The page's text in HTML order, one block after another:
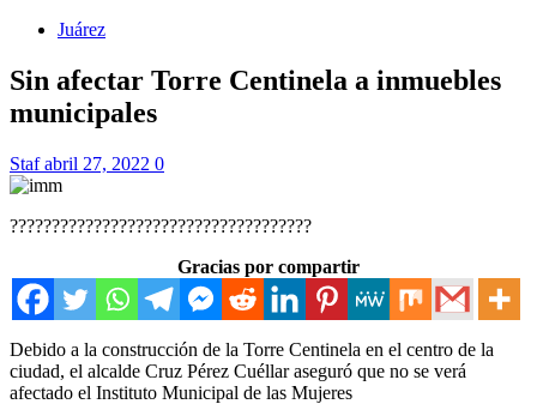
Juárez
Sin afectar Torre Centinela a inmuebles
municipales
Stafabril 27, 2022 0
????????????????????????????????????
Gracias por compartir
Debido a la construcción de la Torre Centinela en el centro de la
ciudad, el alcalde Cruz Pérez Cuéllar aseguró que no se verá
afectado el Instituto Municipal de las Mujeres